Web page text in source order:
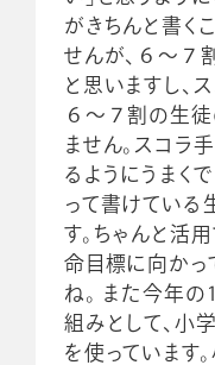
がきちんと書く
せんが、６～７
と思いますし、
６～７割の生
ません。スコラ
るようにうまく
って書けている
す。ちゃんと活
命目標に向かっ
ね。 また今年
組みとして、小
を使っています